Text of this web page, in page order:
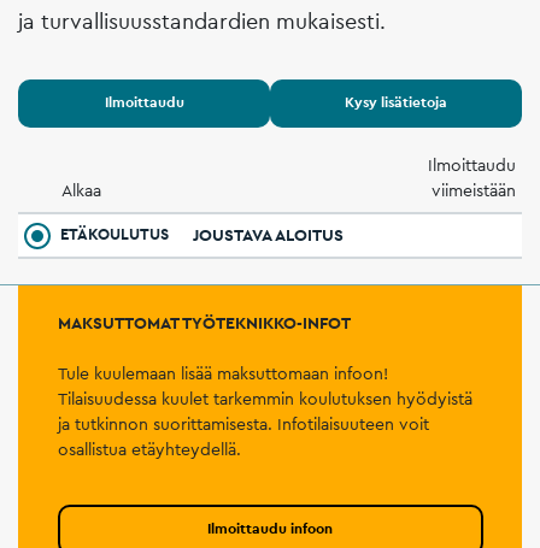
ja turvallisuusstandardien mukaisesti.
Ilmoittaudu Kysy lisätietoja
Alkaa
Ilmoittaudu
viimeistään
ETÄKOULUTUS JOUSTAVA ALOITUS
MAKSUTTOMAT TYÖTEKNIKKO-INFOT
Tule kuulemaan lisää maksuttomaan infoon!
Tilaisuudessa kuulet tarkemmin koulutuksen hyödyistä
ja tutkinnon suorittamisesta. Infotilaisuuteen voit
osallistua etäyhteydellä.
Ilmoittaudu infoon